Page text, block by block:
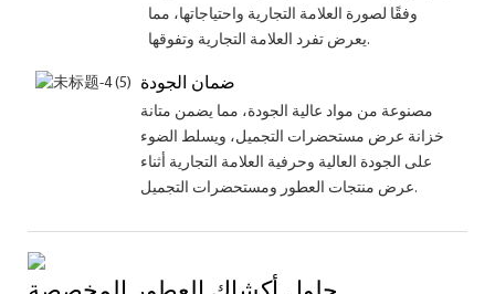
وفقًا لصورة العلامة التجارية واحتياجاتها، مما
يعرض تفرد العلامة التجارية وتفوقها.
ضمان الجودة
مصنوعة من مواد عالية الجودة، مما يضمن متانة
خزانة عرض مستحضرات التجميل، ويسلط الضوء
على الجودة العالية وحرفية العلامة التجارية أثناء
عرض منتجات العطور ومستحضرات التجميل.